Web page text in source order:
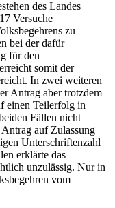
des Landes
Versuche
zu
bei der dafür
für den
somit der
In zwei weiteren
Antrag aber trotzdem
einen Teilerfolg in
Fällen nicht
auf Zulassung
Unterschriftenzahl
erklärte das
unzulässig. Nur in
vom